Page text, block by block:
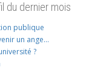
du dernier mois
publique
un ange…
?